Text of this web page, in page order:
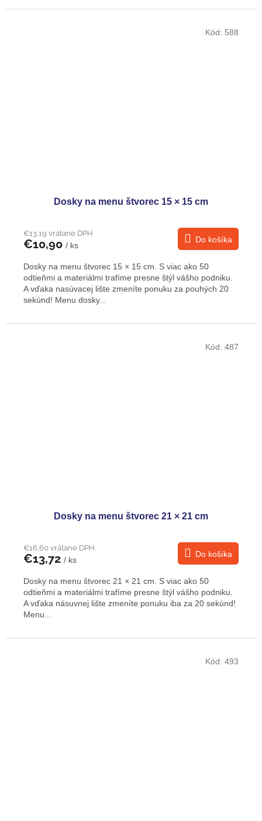
Dosky na menu štvorec 15 × 15 cm
€13,19 vrátane DPH
€10,90 / ks
Do košíka
Dosky na menu štvorec 15 × 15 cm. S viac ako 50
odtieňmi a materiálmi trafíme presne štýl vášho podniku.
A vďaka nasúvacej lište zmeníte ponuku za pouhých 20
sekúnd! Menu dosky...
Kód: 588
Dosky na menu štvorec 21 × 21 cm
€16,60 vrátane DPH
€13,72 / ks
Do košíka
Dosky na menu štvorec 21 × 21 cm. S viac ako 50
odtieňmi a materiálmi trafíme presne štýl vášho podniku.
A vďaka násuvnej lište zmeníte ponuku iba za 20 sekúnd!
Menu...
Kód: 487
Kód: 493